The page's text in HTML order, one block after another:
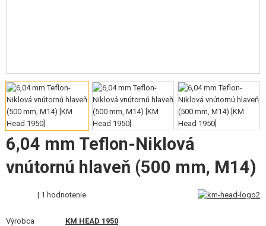
VÝSTROJ, UNIFORMY, PÚZDRA
MASKOVANIE, FARBY, PÁSKY
VYSIELAČKY, HEADSETY, KAMERY
DOPLNKY K ZBRANIAM, POPRUHY
NÁHRADNÉ DIELY ZBRANÍ, UPGRADE
SERVIS A ÚDRŽBA ZBRANÍ
6,04 mm Teflon-Niklová
vnútornú hlaveň (500 mm, M14)
| 1 hodnotenie
Výrobca
KM HEAD 1950